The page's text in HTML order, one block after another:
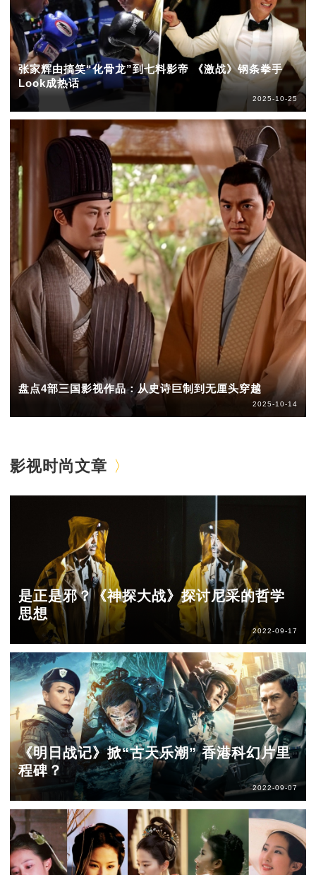
张家辉由搞笑“化骨龙”到七料影帝 《激战》钢条拳手
Look成热话
2025-10-25
盘点4部三国影视作品：从史诗巨制到无厘头穿越
2025-10-14
影视时尚文章
是正是邪？《神探大战》探讨尼采的哲学
思想
2022-09-17
《明日战记》掀“古天乐潮” 香港科幻片里
程碑？
2022-09-07